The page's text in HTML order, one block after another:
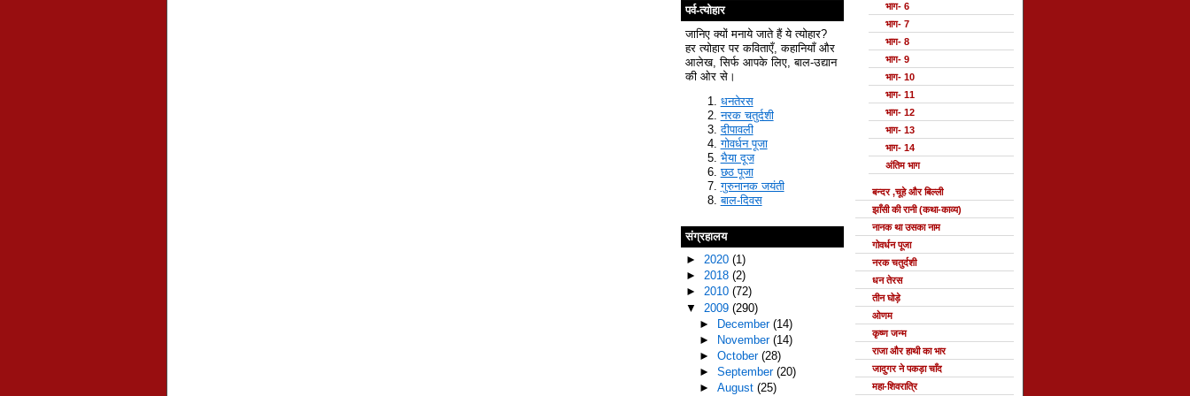
पर्व-त्योहार
जानिए क्यों मनाये जाते हैं ये त्योहार?
हर त्योहार पर कविताएँ, कहानियाँ और
आलेख, सिर्फ आपके लिए, बाल-उद्यान
की ओर से।
धनतेरस
नरक चतुर्दशी
दीपावली
गोवर्धन पूजा
भैया दूज
छठ पूजा
गुरुनानक जयंती
बाल-दिवस
संग्रहालय
► 2020 (1)
► 2018 (2)
► 2010 (72)
▼ 2009 (290)
►
December (14)
►
November (14)
► October (28)
► September (20)
► August (25)
भाग- 6
भाग- 7
भाग- 8
भाग- 9
भाग- 10
भाग- 11
भाग- 12
भाग- 13
भाग- 14
अंतिम भाग
बन्दर ,चूहे और बिल्ली
झाँसी की रानी (कथा-काव्य)
नानक था उसका नाम
गोवर्धन पूजा
नरक चतुर्दशी
धन तेरस
तीन घोड़े
ओणम
कृष्ण जन्म
राजा और हाथी का भार
जादुगर ने पकड़ा चाँद
महा-शिवरात्रि